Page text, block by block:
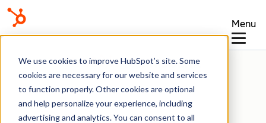
We use cookies to improve HubSpot’s site. Some
cookies are necessary for our website and services
to function properly. Other cookies are optional
and help personalize your experience, including
advertising and analytics. You can consent to all
Menu
Kennisbank